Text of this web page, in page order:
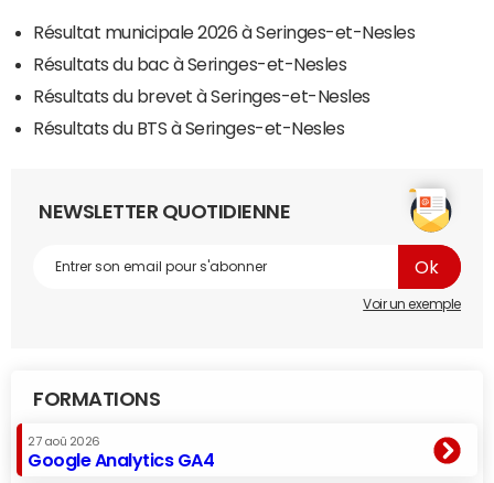
Résultat municipale 2026 à Seringes-et-Nesles
Résultats du bac à Seringes-et-Nesles
Résultats du brevet à Seringes-et-Nesles
Résultats du BTS à Seringes-et-Nesles
NEWSLETTER QUOTIDIENNE
Voir un exemple
FORMATIONS
27 aoû 2026
Google Analytics GA4